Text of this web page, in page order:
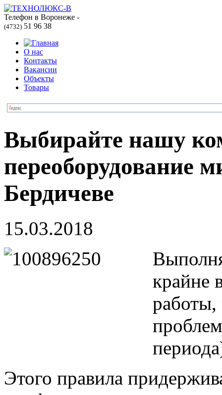
Телефон в Воронеже -
(4732) 51 96 38
О нас
Контакты
Вакансии
Объекты
Товары
Выбирайте нашу
переоборудование
Бердичеве
15.03.2018
крайне
Этого правила